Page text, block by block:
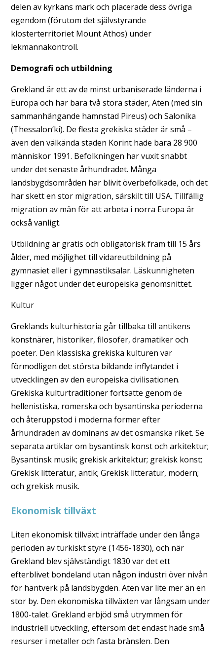
delen av kyrkans mark och placerade dess övriga
egendom (förutom det självstyrande
klosterterritoriet Mount Athos) under
lekmannakontroll.
Demografi och utbildning
Grekland är ett av de minst urbaniserade länderna i
Europa och har bara två stora städer, Aten (med sin
sammanhängande hamnstad Pireus) och Salonika
(Thessalon’ki). De flesta grekiska städer är små –
även den välkända staden Korint hade bara 28 900
människor 1991. Befolkningen har vuxit snabbt
under det senaste århundradet. Många
landsbygdsområden har blivit överbefolkade, och det
har skett en stor migration, särskilt till USA. Tillfällig
migration av män för att arbeta i norra Europa är
också vanligt.
Utbildning är gratis och obligatorisk fram till 15 års
ålder, med möjlighet till vidareutbildning på
gymnasiet eller i gymnastiksalar. Läskunnigheten
ligger något under det europeiska genomsnittet.
Kultur
Greklands kulturhistoria går tillbaka till antikens
konstnärer, historiker, filosofer, dramatiker och
poeter. Den klassiska grekiska kulturen var
förmodligen det största bildande inflytandet i
utvecklingen av den europeiska civilisationen.
Grekiska kulturtraditioner fortsatte genom de
hellenistiska, romerska och bysantinska perioderna
och återuppstod i moderna former efter
århundraden av dominans av det osmanska riket. Se
separata artiklar om bysantinsk konst och arkitektur;
Bysantinsk musik; grekisk arkitektur; grekisk konst;
Grekisk litteratur, antik; Grekisk litteratur, modern;
och grekisk musik.
Ekonomisk tillväxt
Liten ekonomisk tillväxt inträffade under den långa
perioden av turkiskt styre (1456-1830), och när
Grekland blev självständigt 1830 var det ett
efterblivet bondeland utan någon industri över nivån
för hantverk på landsbygden. Aten var lite mer än en
stor by. Den ekonomiska tillväxten var långsam under
1800-talet. Grekland erbjöd små utrymmen för
industriell utveckling, eftersom det endast hade små
resurser i metaller och fasta bränslen. Den